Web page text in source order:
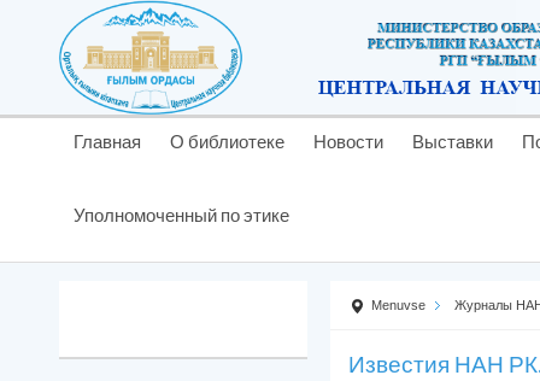
Главная О библиотеке Новости Выставки
Уполномоченный по этике
Menuvse Журналы
Известия НАН